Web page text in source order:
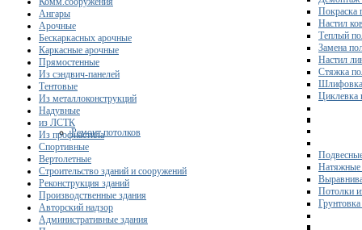
Покраска
Настил
Теплый
Замена
Настил
Стяжка
Циклевка
Ремонт потолков
Натяжные
Потолки
Ангары
Арочные
Бескаркасных арочные
Каркасные арочные
Прямостенные
Из сэндвич-панелей
Тентовые
Из металлоконструкций
Надувные
из ЛСТК
Из профнастила
Спортивные
Вертолетные
Строительство зданий и сооружений
Реконструкция зданий
Производственные здания
Авторский надзор
Административные здания